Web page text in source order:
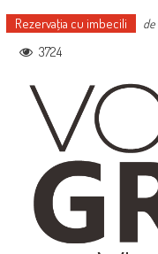
Rezervaţia cu imbecili de
3724